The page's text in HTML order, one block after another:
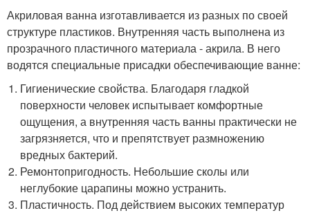
Акриловая ванна изготавливается из разных по своей
структуре пластиков. Внутренняя часть выполнена из
прозрачного пластичного материала - акрила. В него
водятся специальные присадки обеспечивающие ванне:
Гигиенические свойства. Благодаря гладкой
поверхности человек испытывает комфортные
ощущения, а внутренняя часть ванны практически не
загрязняется, что и препятствует размножению
вредных бактерий.
Ремонтопригодность. Небольшие сколы или
неглубокие царапины можно устранить.
Пластичность. Под действием высоких температур